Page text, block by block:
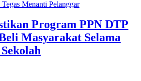
Program PPN DTP
Masyarakat Selama